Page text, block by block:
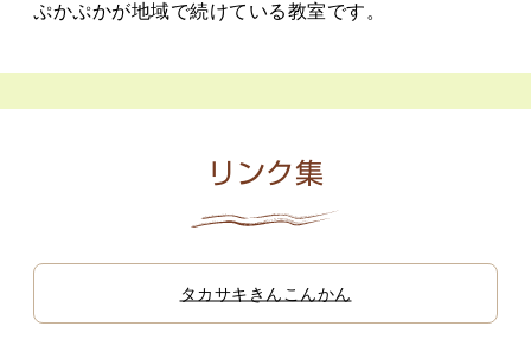
ぷかぷかが地域で続けている教室です。
リンク集
タカサキきんこんかん